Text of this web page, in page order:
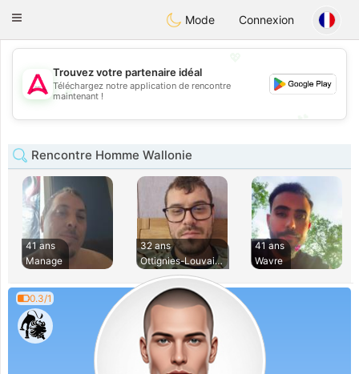
Tantôt
Toggle
Mode Connexion
💖
💕
Trouvez votre partenaire idéal
Téléchargez notre application de rencontre
maintenant !
Rencontre Homme Wallonie
41 ans
Manage
32 ans
Ottignies-Louvain-
41 ans
Wavre
0.3/1